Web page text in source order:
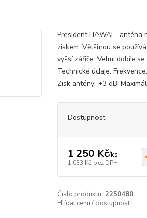
President HAWAI - anténa
ziskem. Většinou se
vyšší zářiče. Velmi dobře
Technické údaje:
Zisk antény: +3 dBi
Dostupnost
1 250 Kč/ks
1 033 Kč bez DPH
Číslo produktu: 2250480
Hlídat cenu / dostupnost